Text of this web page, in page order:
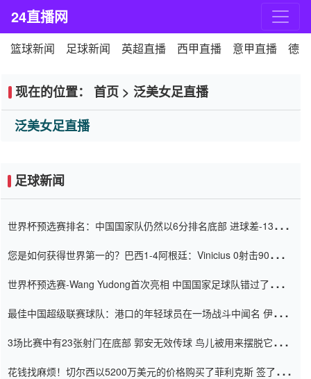
24直播网
篮球新闻 足球新闻 英超直播 西甲直播 意甲直播 德
现在的位置： 首页 > 泛美女足直播
泛美女足直播
足球新闻
世界杯预选赛排名：中国国家队仍然以6分排名底部 进球差-13令人
您是如何获得世界第一的？巴西1-4阿根廷：Vinicius 0射击90分钟
世界杯预选赛-Wang Yudong首次亮相 中国国家足球队错过了世界
最佳中国超级联赛球队：港口的年轻球员在一场战斗中闻名 伊万放
3场比赛中有23张射门在底部 郭安无效传球 鸟儿被用来摆脱它
花钱找麻烦！切尔西以5200万美元的价格购买了菲利克斯 签了7年